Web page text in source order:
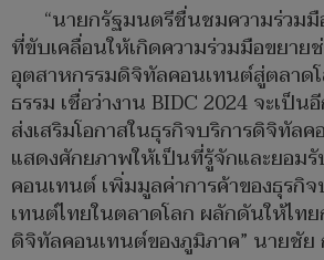
“นายกรัฐมนตรีชื่นชมความร่วม
ที่ขับเคลื่อนให้เกิดความร่วมมือขยาย
อุตสาหกรรมดิจิทัลคอนเทนต์สู่ตลาด
ธรรม เชื่อว่างาน BIDC 2024 จะเป็
ส่งเสริมโอกาสในธุรกิจบริการดิจิทัล
แสดงศักยภาพให้เป็นที่รู้จักและยอม
คอนเทนต์ เพิ่มมูลค่าการค้าของธุรกิ
เทนต์ไทยในตลาดโลก ผลักดันให้ไท
ดิจิทัลคอนเทนต์ของภูมิภาค” นายชัย